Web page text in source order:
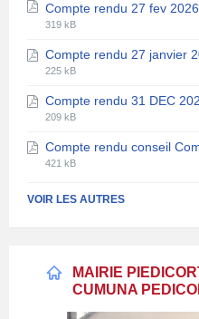
Compte rendu 27 fev 2026
Extension
fichier:
pdf
Taille
fichier:
319 kB
Compte rendu 27 janvier
Extension
fichier:
pdf
Taille
fichier:
225 kB
Compte rendu 31 DEC
Extension
fichier:
pdf
Taille
fichier:
209 kB
Compte rendu conseil
Extension
fichier:
Taille
fichier:
421 kB
VOIR LES AUTRES
MAIRIE
CUMUNA